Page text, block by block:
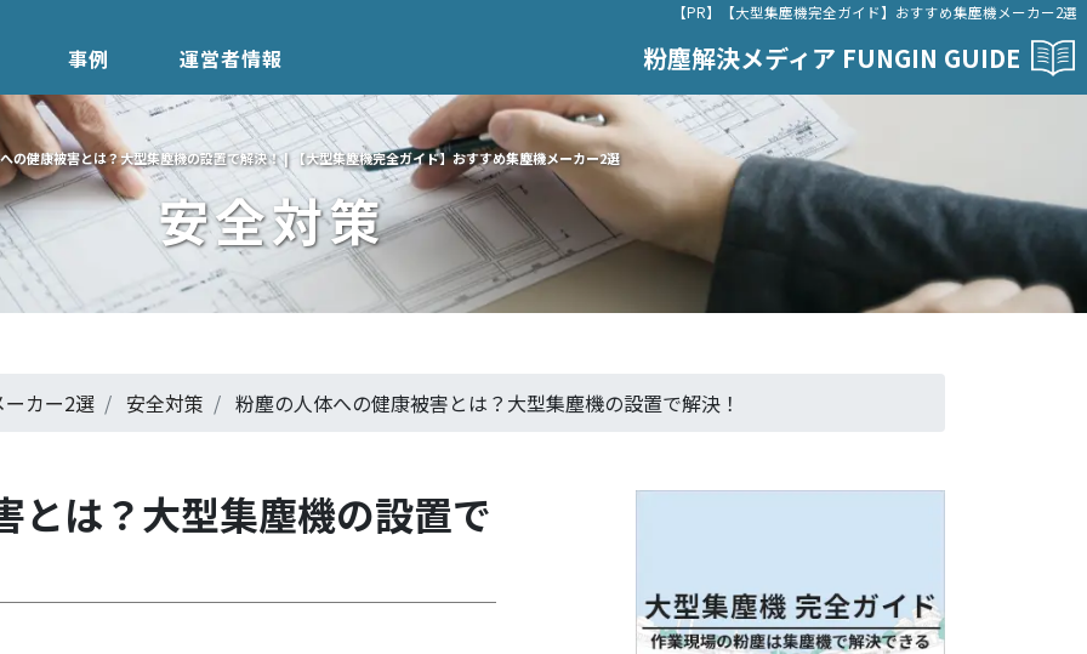
【PR】【大型集塵機完全ガイド】おすすめ集塵機メーカー2選
事例 運営者情報 粉塵解決メディア FUNGIN GUIDE
の健康被害とは？大型集塵機の設置で解決！ | 【大型集塵機完全ガイド】おすすめ集塵機メーカー2選
安全対策
カー2選 安全対策 粉塵の人体への健康被害とは？大型集塵機の設置で解決！
とは？大型集塵機の設置で